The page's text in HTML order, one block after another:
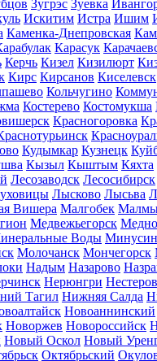
Зугрэс Зуевка
Искитим Истра Ишим
Каменка-Днепровская
Карасук
Керчь Кизел Кизилюрт
Кирс Кирсанов Киселевск
Кольчугино
Костерево Костомукша
Красногоровка
Кудымкар Кузнецк
Кызыл Кыштым Кяхта
Лесозаводск Лесосибирск
Лысково Лысьва
Вишера Малгобек
Медвежьегорск
Воды
Молочанск Мончегорск
Надым Назарово
Нерюнгри Нестеров
Тагил Нижняя Салда
Новоаннинский
Новоржев Новороссийск
Новый Оскол Новый
Октябрьский